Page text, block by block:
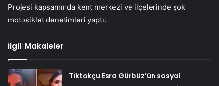
Projesi kapsamında kent merkezi ve ilçelerinde şok
motosiklet denetimleri yaptı.
İlgili Makaleler
Tiktokçu Esra Gürbüz’ün sosyal